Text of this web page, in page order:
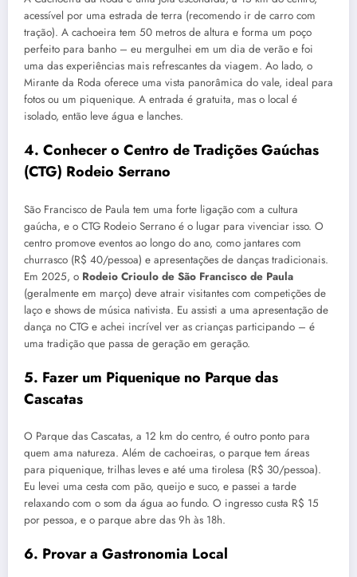
acessível por uma estrada de terra (recomendo ir de carro com
tração). A cachoeira tem 50 metros de altura e forma um poço
perfeito para banho – eu mergulhei em um dia de verão e foi
uma das experiências mais refrescantes da viagem. Ao lado, o
Mirante da Roda oferece uma vista panorâmica do vale, ideal para
fotos ou um piquenique. A entrada é gratuita, mas o local é
isolado, então leve água e lanches.
4. Conhecer o Centro de Tradições Gaúchas
(CTG) Rodeio Serrano
São Francisco de Paula tem uma forte ligação com a cultura
gaúcha, e o CTG Rodeio Serrano é o lugar para vivenciar isso. O
centro promove eventos ao longo do ano, como jantares com
churrasco (R$ 40/pessoa) e apresentações de danças tradicionais.
Em 2025, o Rodeio Crioulo de São Francisco de Paula
(geralmente em março) deve atrair visitantes com competições de
laço e shows de música nativista. Eu assisti a uma apresentação de
dança no CTG e achei incrível ver as crianças participando – é
uma tradição que passa de geração em geração.
5. Fazer um Piquenique no Parque das
Cascatas
O Parque das Cascatas, a 12 km do centro, é outro ponto para
quem ama natureza. Além de cachoeiras, o parque tem áreas
para piquenique, trilhas leves e até uma tirolesa (R$ 30/pessoa).
Eu levei uma cesta com pão, queijo e suco, e passei a tarde
relaxando com o som da água ao fundo. O ingresso custa R$ 15
por pessoa, e o parque abre das 9h às 18h.
6. Provar a Gastronomia Local